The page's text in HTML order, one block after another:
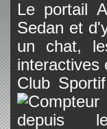
Le portail
Sedan et
un chat,
interactives
Club